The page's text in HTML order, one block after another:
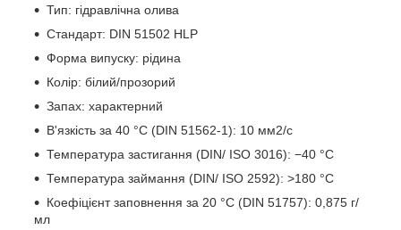
Тип: гідравлічна олива
Стандарт: DIN 51502 HLP
Форма випуску: рідина
Колір: білий/прозорий
Запах: характерний
В'язкість за 40 °C (DIN 51562-1): 10 мм2/с
Температура застигання (DIN/ ISO 3016): −40 °C
Температура займання (DIN/ ISO 2592): >180 °C
Коефіцієнт заповнення за 20 °C (DIN 51757): 0,875 г/
мл